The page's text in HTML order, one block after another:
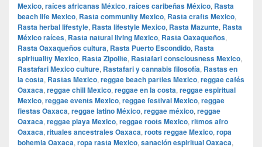
Mexico, raíces africanas México, raíces caribeñas México, Rasta
beach life Mexico, Rasta community Mexico, Rasta crafts Mexico,
Rasta herbal lifestyle, Rasta lifestyle Mexico, Rasta Mazunte, Rasta
México raíces, Rasta natural living Mexico, Rasta Oaxaqueños,
Rasta Oaxaqueños cultura, Rasta Puerto Escondido, Rasta
spirituality Mexico, Rasta Zipolite, Rastafari consciousness Mexico,
Rastafari Mexico culture, Rastafari y cannabis filosofía, Rastas en
la costa, Rastas Mexico, reggae beach parties Mexico, reggae cafés
Oaxaca, reggae chill Mexico, reggae en la costa, reggae espiritual
Mexico, reggae events Mexico, reggae festival Mexico, reggae
fiestas Oaxaca, reggae latino México, reggae méxico, reggae
Oaxaca, reggae playa Mexico, reggae roots Mexico, ritmos afro
Oaxaca, rituales ancestrales Oaxaca, roots reggae Mexico, ropa
bohemia Oaxaca, ropa rasta Mexico, sanación espiritual Oaxaca,